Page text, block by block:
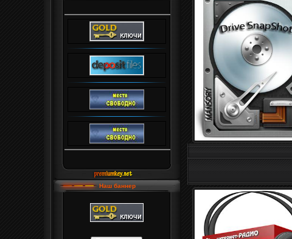
Наш баннер